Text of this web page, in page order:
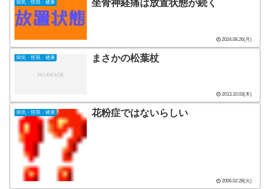
病気・怪我・健康 坐骨神経痛は放置状態が続く
2024.08.26(月)
病気・怪我・健康 まさかの松葉杖
2013.10.03(木)
病気・怪我・健康 花粉症ではないらしい
2006.02.28(火)